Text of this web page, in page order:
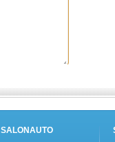
SALONAUTO